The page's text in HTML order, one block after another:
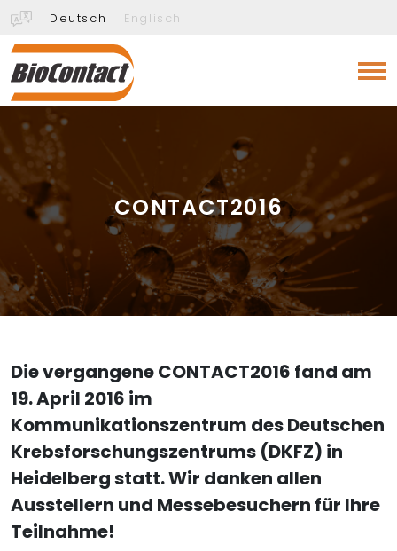
Deutsch Englisch
CONTACT2016
Die vergangene CONTACT2016 fand am
19. April 2016 im
Kommunikationszentrum des Deutschen
Krebsforschungszentrums (DKFZ) in
Heidelberg statt. Wir danken allen
Ausstellern und Messebesuchern für Ihre
Teilnahme!